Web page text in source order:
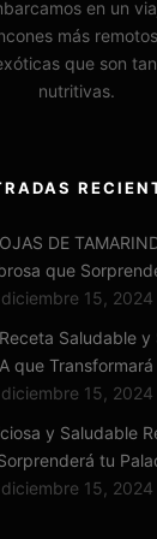
información)
PARA
€ (a partir de agosto 6, 2026
información )
en un
más
que son
nutritivas.
DE
que
diciembre 15, 2024
Saludable y
que
diciembre 15, 2024
y Saludable
tu
diciembre 15, 2024